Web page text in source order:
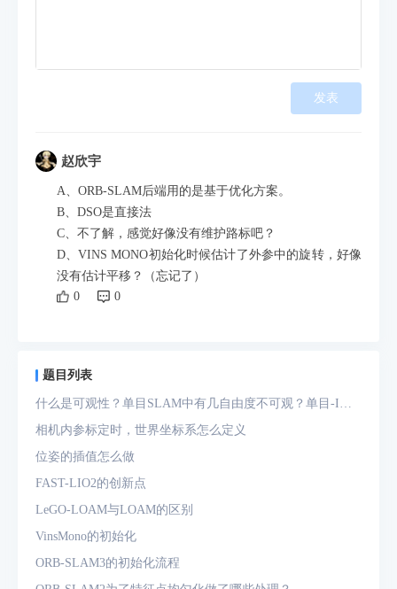
发表
赵欣宇
A、ORB-SLAM后端用的是基于优化方案。
B、DSO是直接法
C、不了解，感觉好像没有维护路标吧？
D、VINS MONO初始化时候估计了外参中的旋转，好像
没有估计平移？（忘记了）
0
0
题目列表
什么是可观性？单目SLAM中有几自由度不可观？单目-IMU
系统中有几自由度不可观？
相机内参标定时，世界坐标系怎么定义
位姿的插值怎么做
FAST-LIO2的创新点
LeGO-LOAM与LOAM的区别
VinsMono的初始化
ORB-SLAM3的初始化流程